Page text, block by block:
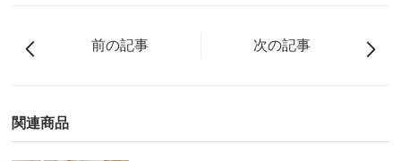
前の記事 次の記事
関連商品